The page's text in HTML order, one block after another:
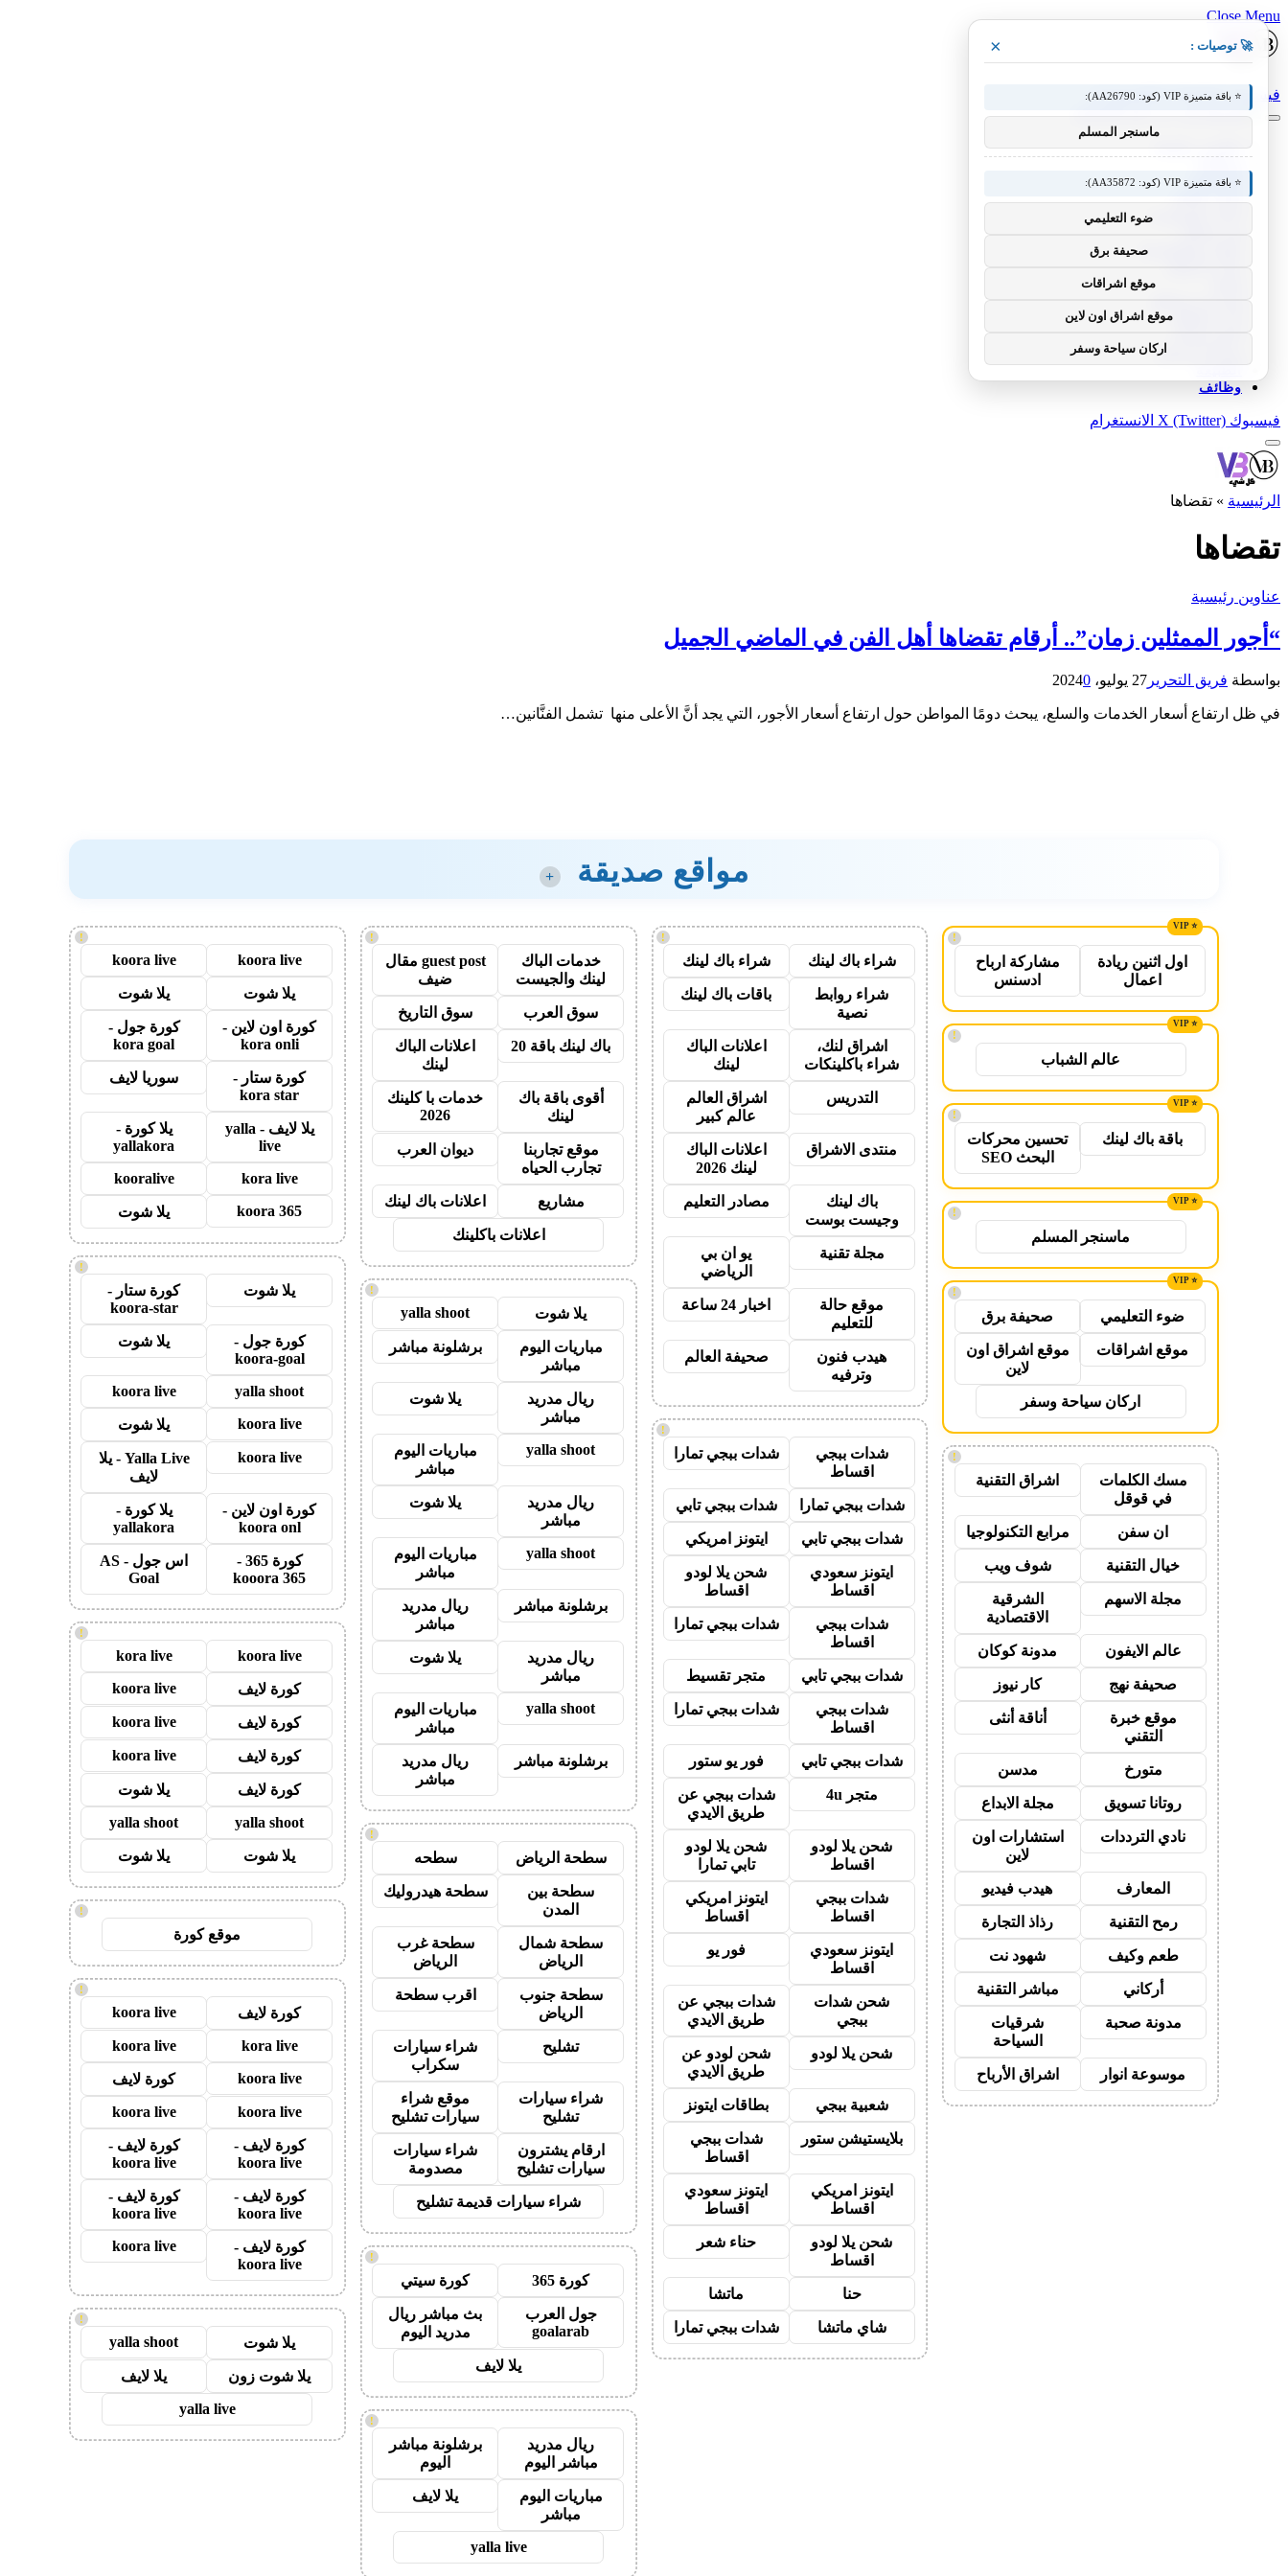
Close Menu
فيسبوك X (Twitter) الانستغرام
عناوين رئيسية
الرياضية
أخبار السعودية
علوم وتكنولوجيا
أدب وثقافة
سياحة وترفيه
وظائف
فيسبوك X (Twitter) الانستغرام
الرئيسية » تقضاها
تقضاها
عناوين رئيسية
“أجور الممثلين زمان”.. أرقام تقضاها أهل الفن في الماضي الجميل
بواسطة فريق التحرير 27 يوليو، 2024 0
في ظل ارتفاع أسعار الخدمات والسلع، يبحث دومًا المواطن حول ارتفاع أسعار الأجور، التي يجد أنَّ الأعلى منها تشمل الفنَّانين…
مواقع صديقة +
!
اول اثنين ريادة
اعمال
مشاركة ارباح
ادسنس
!
عالم الشباب
!
باقة باك لينك
تحسين محركات
البحث SEO
!
ماسنجر المسلم
!
ضوء التعليمي صحيفة برق
موقع اشراقات
موقع اشراق اون
لاين
اركان سياحة وسفر
!
مسك الكلمات
في قوقل
اشراق التقنية
ان سفن مرابع التكنولوجيا
خيال التقنية شوف ويب
مجلة الاسهم
الشرقية
الاقتصادية
عالم الايفون مدونة كوكان
صحيفة نهج كار نيوز
موقع خبرة
التقني
أناقة أنثى
متورخ مدسن
روتانا تسويق مجلة الابداع
نادي الترددات
استشارات اون
لاين
المعارف هيدب فيديو
رمح التقنية رذاذ التجارة
طعم وكيف شهود نت
أركاني مباشر التقنية
مدونة صحبة
شرقيات
السياحة
موسوعة انوار اشراق الأرباح
!
شراء باك لينك شراء باك لينك
شراء روابط
نصية
باقات باك لينك
اشراق لنك،
شراء باكلينكات
اعلانات الباك
لينك
التدريس
اشراق العالم
عالم كبير
منتدى الاشراق
اعلانات الباك
لينك 2026
باك لينك
وجيست بوست
مصادر التعليم
مجلة تقنية
يو ان بي
الرياضي
موقع حالة
للتعليم
اخبار 24 ساعة
هيدب فنون
وترفيه
صحيفة العالم
!
شدات ببجي
اقساط
شدات ببجي تمارا
شدات ببجي تمارا شدات ببجي تابي
شدات ببجي تابي ايتونز امريكي
ايتونز سعودي
اقساط
شحن يلا لودو
اقساط
شدات ببجي
اقساط
شدات ببجي تمارا
شدات ببجي تابي متجر تقسيط
شدات ببجي
اقساط
شدات ببجي تمارا
شدات ببجي تابي فور يو ستور
متجر 4u
شدات ببجي عن
طريق الايدي
شحن يلا لودو
اقساط
شحن يلا لودو
تابي تمارا
شدات ببجي
اقساط
ايتونز امريكي
اقساط
ايتونز سعودي
اقساط
فور يو
شحن شدات
ببجي
شدات ببجي عن
طريق الايدي
شحن يلا لودو
شحن لودو عن
طريق الايدي
شعبية ببجي بطاقات ايتونز
بلايستيشن ستور
شدات ببجي
اقساط
ايتونز امريكي
اقساط
ايتونز سعودي
اقساط
شحن يلا لودو
اقساط
حناء شعر
حنا ماتشا
شاي ماتشا شدات ببجي تمارا
!
خدمات الباك
لينك والجيست
guest post مقال
ضيف
سوق العرب سوق التاريخ
باك لينك باقة 20
اعلانات الباك
لينك
أقوى باقة باك
لينك
خدمات با كلينك
2026
موقع تجاربنا
تجارب الحياه
ديوان العرب
مشاريع اعلانات باك لينك
اعلانات باكلينك
!
يلا شوت yalla shoot
مباريات اليوم
مباشر
برشلونة مباشر
ريال مدريد
مباشر
يلا شوت
yalla shoot
مباريات اليوم
مباشر
ريال مدريد
مباشر
يلا شوت
yalla shoot
مباريات اليوم
مباشر
برشلونة مباشر
ريال مدريد
مباشر
ريال مدريد
مباشر
يلا شوت
yalla shoot
مباريات اليوم
مباشر
برشلونة مباشر
ريال مدريد
مباشر
!
سطحة الرياض سطحه
سطحة بين
المدن
سطحة هيدروليك
سطحة شمال
الرياض
سطحة غرب
الرياض
سطحة جنوب
الرياض
اقرب سطحة
تشليح
شراء سيارات
سكراب
شراء سيارات
تشليح
موقع شراء
سيارات تشليح
ارقام يشترون
سيارات تشليح
شراء سيارات
مصدومة
شراء سيارات قديمة تشليح
!
كورة 365 كورة سيتي
جول العرب
goalarab
بث مباشر ريال
مدريد اليوم
يلا لايف
!
ريال مدريد
مباشر اليوم
برشلونة مباشر
اليوم
مباريات اليوم
مباشر
يلا لايف
yalla live
!
koora live
koora live
يلا شوت يلا شوت
كورة اون لاين -
kora onli
كورة جول -
kora goal
كورة ستار -
kora star
سوريا لايف
يلا لايف - yalla
live
يلا كورة -
yallakora
kora live
kooralive
koora 365
يلا شوت
!
يلا شوت
كورة ستار -
koora-star
كورة جول -
koora-goal
يلا شوت
yalla shoot
koora live
koora live
يلا شوت
koora live
Yalla Live - يلا
لايف
كورة اون لاين -
koora onl
يلا كورة -
yallakora
كورة 365 -
kooora 365
اس جول - AS
Goal
!
koora live
kora live
كورة لايف koora live
كورة لايف koora live
كورة لايف koora live
كورة لايف
يلا شوت
yalla shoot
yalla shoot
يلا شوت يلا شوت
!
موقع كورة
!
كورة لايف koora live
kora live
koora live
koora live
كورة لايف
koora live
koora live
كورة لايف -
koora live
كورة لايف -
koora live
كورة لايف -
koora live
كورة لايف -
koora live
كورة لايف -
koora live
koora live
!
يلا شوت yalla shoot
يلا شوت زون
يلا لايف
yalla live
🚀 توصيات : ×
⭐ باقة متميزة VIP (كود: AA26790):
ماسنجر المسلم
⭐ باقة متميزة VIP (كود: AA35872):
ضوء التعليمي
صحيفة برق
موقع اشراقات
موقع اشراق اون لاين
اركان سياحة وسفر